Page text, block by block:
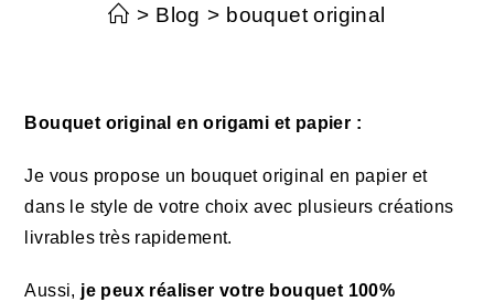
> Blog > bouquet original
Bouquet original en origami et papier :
Je vous propose un bouquet original en papier et
dans le style de votre choix avec plusieurs créations
livrables très rapidement.
Aussi, je peux réaliser votre bouquet 100%